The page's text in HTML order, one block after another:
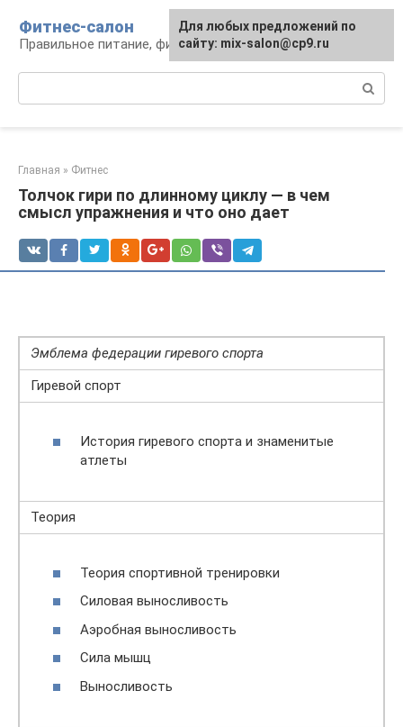
контенту
Фитнес-салон
Правильное питание, фитнес, образ жизни
Главная » Фитнес
Толчок гири по длинному циклу — в чем
смысл упражнения и что оно дает
Эмблема федерации гиревого спорта
Гиревой спорт
История гиревого спорта и знаменитые
атлеты
Теория
Теория спортивной тренировки
Силовая выносливость
Аэробная выносливость
Сила мышц
Выносливость
Для любых предложений по
сайту: mix-salon@cp9.ru